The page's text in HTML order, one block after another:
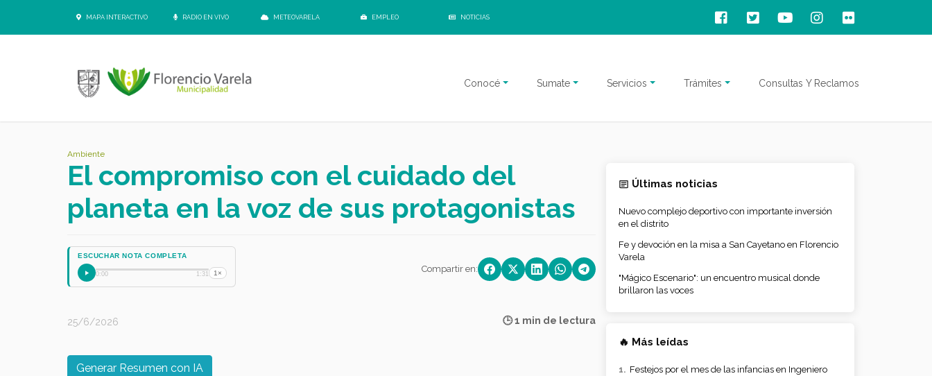
MAPA INTERACTIVO RADIO EN VIVO METEOVARELA EMPLEO NOTICIAS
Conocé Sumate Servicios Trámites Consultas Y Reclamos
Ambiente
El compromiso con el cuidado del
planeta en la voz de sus protagonistas
ESCUCHAR NOTA COMPLETA
0:00 1:31 1× Compartir en:
25/6/2026 🕒 1 min de lectura
Generar Resumen con IA
Últimas noticias
Nuevo complejo deportivo con importante inversión
en el distrito
Fe y devoción en la misa a San Cayetano en Florencio
Varela
"Mágico Escenario": un encuentro musical donde
brillaron las voces
🔥 Más leídas
Festejos por el mes de las infancias en Ingeniero